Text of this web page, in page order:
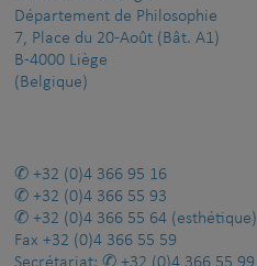
Département de Philosophie
7, Place du 20-Août (Bât. A1)
B-4000 Liège
(Belgique)
+32 (0)4 366 95 16
+32 (0)4 366 55 93
+32 (0)4 366 55 64 (esthétique)
Fax +32 (0)4 366 55 59